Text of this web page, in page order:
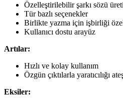
Özelleştirilebilir şarkı sözü
Tür bazlı seçenekler
Birlikte yazma için işbirliği
Kullanıcı dostu arayüz
Artılar:
Hızlı ve kolay kullanım
Özgün çıktılarla yaratıcılığı
Eksiler: